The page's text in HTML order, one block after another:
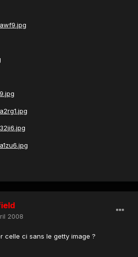
2008
celle ci sans le getty image ?